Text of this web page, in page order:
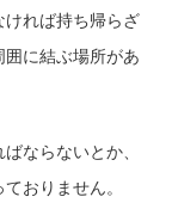
ければ持ち帰らざ
に結ぶ場所があ
ならないとか、
おりません。